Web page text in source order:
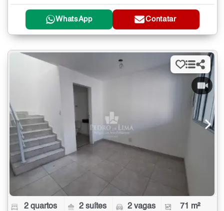
WhatsApp Contatar
2 quartos 2 suítes 2 vagas 71 m²